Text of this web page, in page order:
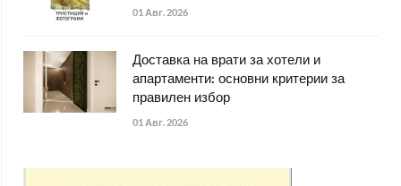
01 Авг. 2026
Доставка на врати за хотели и
апартаменти: основни критерии за
правилен избор
01 Авг. 2026